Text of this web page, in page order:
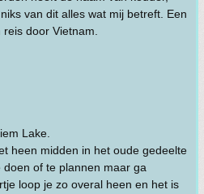
van dit alles wat mij betreft. Een
door Vietnam.
Lake.
heen midden in het oude gedeelte
of te plannen maar ga
loop je zo overal heen en het is